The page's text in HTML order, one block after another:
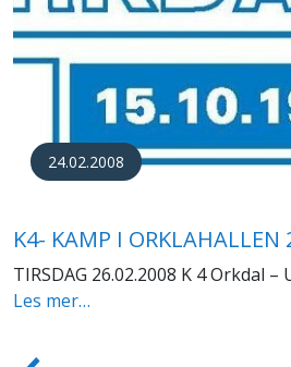
24.02.2008
K4- KAMP I ORKLAHALLEN
TIRSDAG 26.02.2008 K 4 Orkdal –
Les mer…